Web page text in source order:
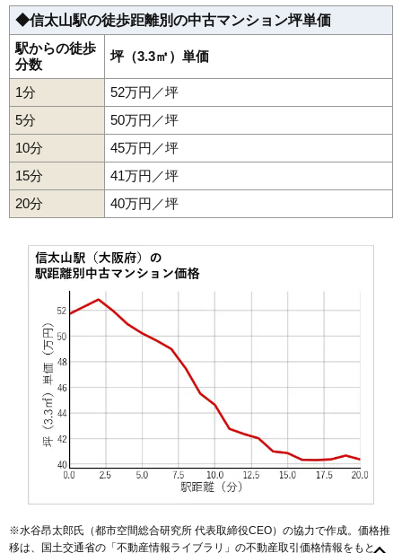
住所 大阪府和泉市池田下町
交通 和泉中央駅（18分）、光明池駅（20分）
相場
(12.6万円/㎡~14万円/㎡)
マンションナビで
無料一括査定をする
ファミリープラザ泉北光明池3棟
住所 大阪府和泉市池田下町
交通 光明池駅（18分）、和泉中央駅（18分）
960万円～1,160万円
(14.5万円/㎡~17.6万円/㎡)
マンションナビで
無料一括査定をする
マーキスガーデン和泉中央
住所 大阪府和泉市いぶき野4丁目
交通
3,810万円～4,110万円
(38.1万円/㎡~41.1万円/㎡)
マンションナビで
◆信太山駅の徒歩距離別の中古マンション坪単価
駅からの徒歩
分数
坪（3.3㎡）単価
1分
52万円／坪
5分
50万円／坪
10分
45万円／坪
15分
41万円／坪
20分
40万円／坪
※水谷昂太郎氏（都市空間総合研究所 代表取締役CEO）の協力で作成。価格推
移は、国土交通省の「不動産情報ライブラリ 」の不動産取引価格情報をもと